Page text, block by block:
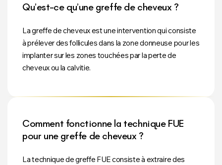
Qu’est-ce qu’une greffe de cheveux ?
La greffe de cheveux est une intervention qui consiste
à prélever des follicules dans la zone donneuse pour les
implanter sur les zones touchées par la perte de
cheveux ou la calvitie.
Comment fonctionne la technique FUE
pour une greffe de cheveux ?
La technique de greffe FUE consiste à extraire des